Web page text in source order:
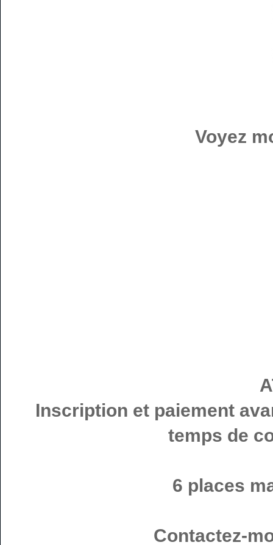
Voyez
Inscription et paiement
temps de
6 places
Contactez-